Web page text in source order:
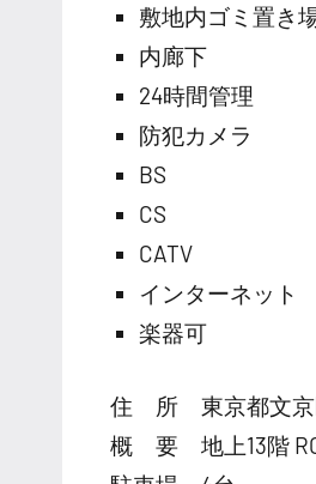
敷地内ゴミ置き
内廊下
24時間管理
防犯カメラ
BS
CS
CATV
インターネット
楽器可
住 所 東京都文京
概 要 地上13階